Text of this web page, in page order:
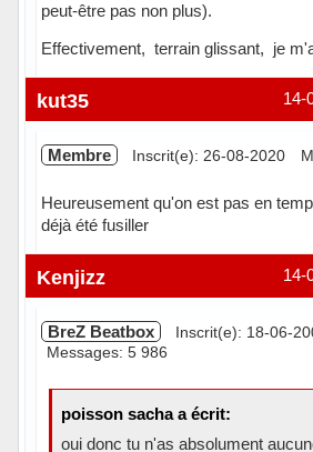
peut-être pas non plus).
Effectivement, terrain glissant, je
Hors ligne 14-
kut35
Membre Inscrit(e): 26-08-2020
Heureusement qu'on est pas en
déjà été fusiller
Hors ligne 14-
Kenjizz
BreZ Beatbox
Inscrit(e): 18-06-
Messages: 5 986
poisson sacha a écrit:
oui donc tu n'as absolument